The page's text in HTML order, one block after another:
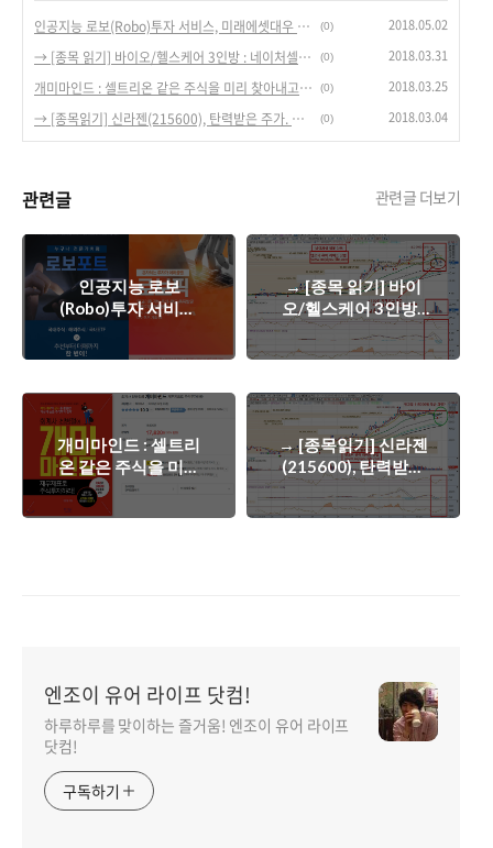
인공지능 로보(Robo)투자 서비스, 미래에셋대우 MTS에서 쉽게 이용 가능! (0) 2018.05.02
→ [종목 읽기] 바이오/헬스케어 3인방 : 네이처셀, 신라젠, 셀트리온 주가 대응 전략. (0) 2018.03.31
개미마인드 : 셀트리온 같은 주식을 미리 찾아내고 살 수 있는 방법? (0) 2018.03.25
→ [종목읽기] 신라젠(215600), 탄력받은 주가. 새로운 역사를 쓰나? (0) 2018.03.04
관련글 관련글 더보기
인공지능 로보
(Robo)투자 서비스,
미래에셋대우 MTS
에서 쉽게 이용 가능!
→ [종목 읽기] 바이
오/헬스케어 3인방 :
네이처셀, 신라젠, 셀
트리온 주가 대응 전
개미마인드 : 셀트리
온 같은 주식을 미리
찾아내고 살 수 있는
방법?
→ [종목읽기] 신라젠
(215600), 탄력받은
주가. 새로운 역사를
쓰나?
엔조이 유어 라이프 닷컴!
하루하루를 맞이하는 즐거움! 엔조이 유어 라이프
닷컴!
구독하기